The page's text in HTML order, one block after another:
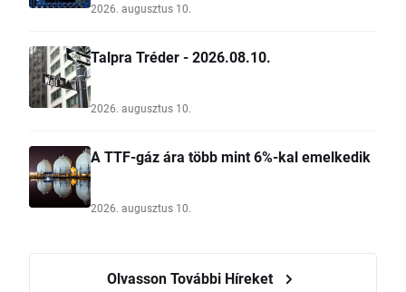
2026. augusztus 10.
Talpra Tréder - 2026.08.10.
2026. augusztus 10.
A TTF-gáz ára több mint 6%-kal emelkedik
2026. augusztus 10.
Olvasson További Híreket